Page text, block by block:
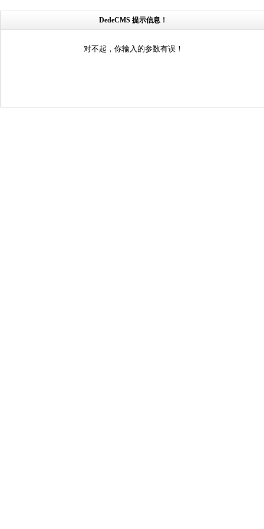
DedeCMS 提示信息！
对不起，你输入的参数有误！